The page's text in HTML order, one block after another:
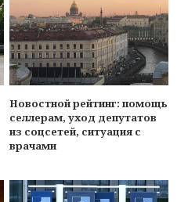
Новостной рейтинг: помощь
селлерам, уход депутатов
из соцсетей, ситуация с
врачами